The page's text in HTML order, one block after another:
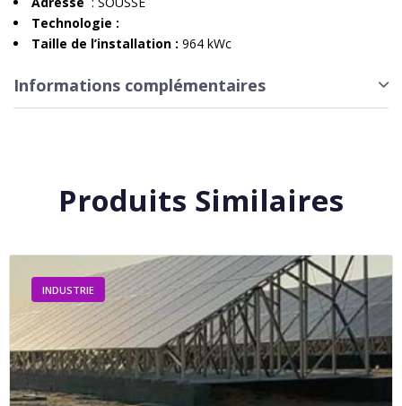
Technologie :
Taille de l’installation : 964 kWc
Informations complémentaires
Produits Similaires
INDUSTRIE